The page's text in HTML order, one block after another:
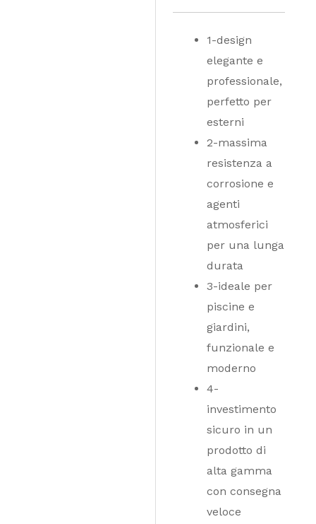
1-design
elegante e
professionale,
perfetto per
esterni
2-massima
resistenza a
corrosione e
agenti
atmosferici
per una lunga
durata
3-ideale per
piscine e
giardini,
funzionale e
moderno
4-
investimento
sicuro in un
prodotto di
alta gamma
con consegna
veloce